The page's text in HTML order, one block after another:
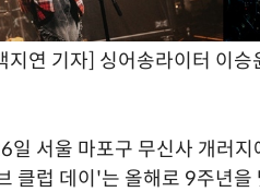
지연 기자] 싱어송라이터 이
일 서울 마포구 무신사 개러
클럽 데이'는 올해로 9주년을